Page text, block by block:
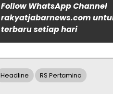
Follow WhatsApp Channel
rakyatjabarnews.com
terbaru setiap hari
Headline RS Pertamina